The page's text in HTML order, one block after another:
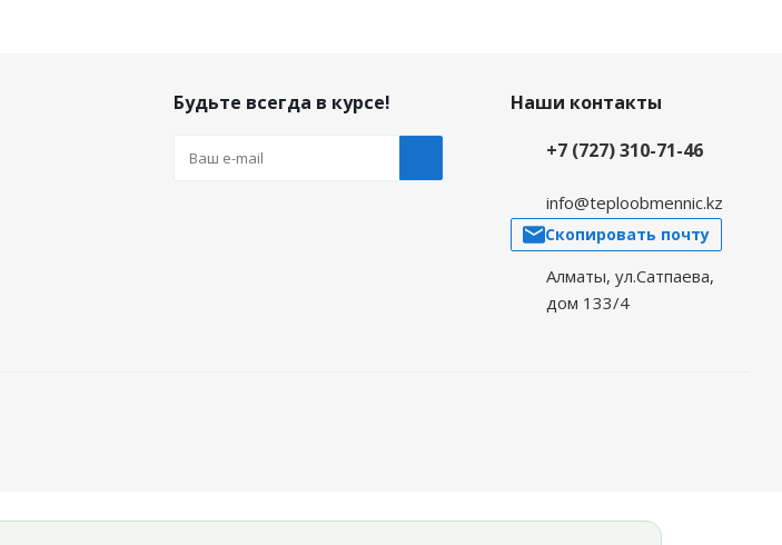
Будьте всегда в курсе!
Наши контакты
+7 (727) 310-71-46
info@teploobmennic.kz
Скопировать почту
Алматы, ул.Сатпаева,
дом 133/4